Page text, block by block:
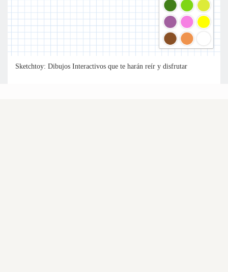
Sketchtoy: Dibujos Interactivos que te harán reír y disfrutar